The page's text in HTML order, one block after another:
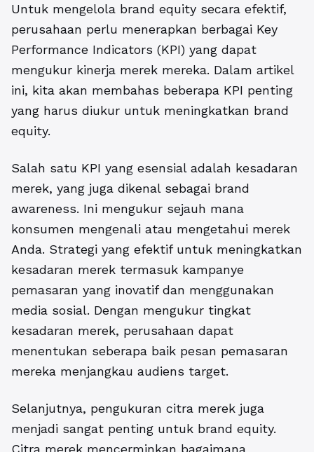
Untuk mengelola brand equity secara efektif,
perusahaan perlu menerapkan berbagai Key
Performance Indicators (KPI) yang dapat
mengukur kinerja merek mereka. Dalam artikel
ini, kita akan membahas beberapa KPI penting
yang harus diukur untuk meningkatkan brand
equity.
Salah satu KPI yang esensial adalah kesadaran
merek, yang juga dikenal sebagai brand
awareness. Ini mengukur sejauh mana
konsumen mengenali atau mengetahui merek
Anda. Strategi yang efektif untuk meningkatkan
kesadaran merek termasuk kampanye
pemasaran yang inovatif dan menggunakan
media sosial. Dengan mengukur tingkat
kesadaran merek, perusahaan dapat
menentukan seberapa baik pesan pemasaran
mereka menjangkau audiens target.
Selanjutnya, pengukuran citra merek juga
menjadi sangat penting untuk brand equity.
Citra merek mencerminkan bagaimana